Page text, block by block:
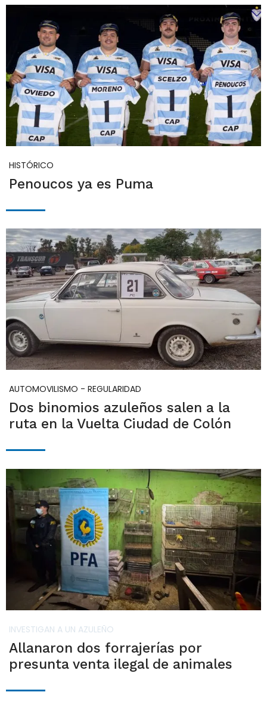
HISTÓRICO
Penoucos ya es Puma
AUTOMOVILISMO - REGULARIDAD
Dos binomios azuleños salen a la
ruta en la Vuelta Ciudad de Colón
INVESTIGAN A UN AZULEÑO
Allanaron dos forrajerías por
presunta venta ilegal de animales